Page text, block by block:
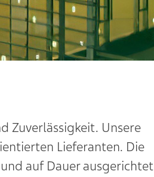
Zuverlässigkeit. Unsere
Lieferanten. Die
auf Dauer ausgerichtet